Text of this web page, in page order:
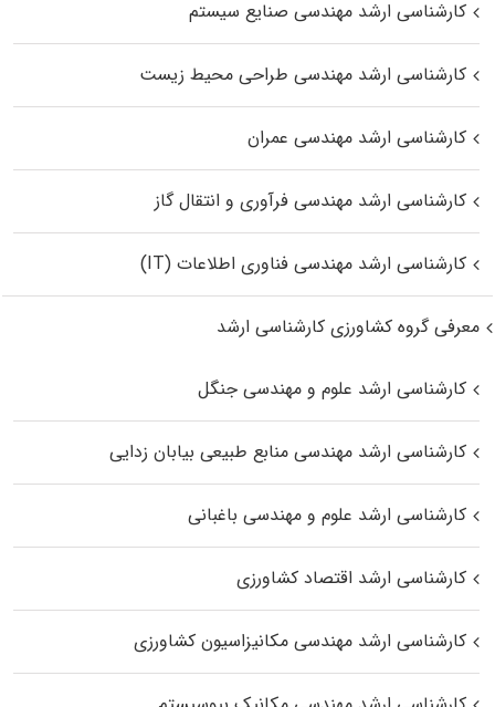
کارشناسی ارشد مهندسی صنایع سیستم
کارشناسی ارشد مهندسی طراحی محیط زیست
کارشناسی ارشد مهندسی عمران
کارشناسی ارشد مهندسی فرآوری و انتقال گاز
کارشناسی ارشد مهندسی فناوری اطلاعات (IT)
معرفی گروه کشاورزی کارشناسی ارشد
کارشناسی ارشد علوم و مهندسی جنگل
کارشناسی ارشد مهندسی منابع طبیعی بیابان زدایی
کارشناسی ارشد علوم و مهندسی باغبانی
کارشناسی ارشد اقتصاد کشاورزی
کارشناسی ارشد مهندسی مکانیزاسیون کشاورزی